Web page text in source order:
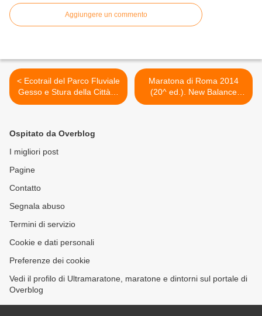
Aggiungere un commento
< Ecotrail del Parco Fluviale
Gesso e Stura della Città di
Cuneo (1^ ed.). Marco
domenica 6 ottobre
Maratona di Roma 2014
(20^ ed.). New Balance
sarà il nuovo sponsor
Ospitato da Overblog
I migliori post
Pagine
Contatto
Segnala abuso
Termini di servizio
Cookie e dati personali
Preferenze dei cookie
Vedi il profilo di Ultramaratone, maratone e dintorni sul portale di
Overblog